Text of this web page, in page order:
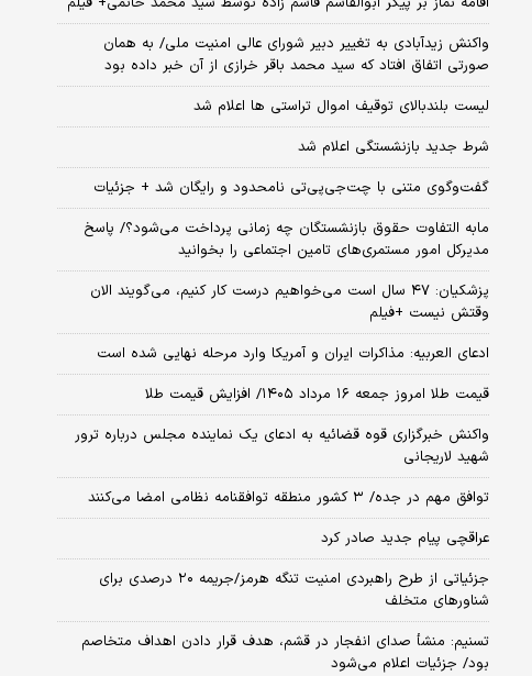
واکنش زیدآبادی به تغییر دبیر شورای عالی امنیت ملی/ به همان
صورتی اتفاق افتاد که سید محمد باقر خرازی از آن خبر داده بود
لیست بلندبالای توقیف اموال تراستی ها اعلام شد
شرط جدید بازنشستگی اعلام شد
گفت‌وگوی متنی با چت‌جی‌پی‌تی نامحدود و رایگان شد + جزئیات
مابه التفاوت حقوق بازنشستگان چه زمانی پرداخت می‌شود؟/ پاسخ
مدیرکل امور مستمری‌های تامین اجتماعی را بخوانید
پزشکیان: ۴۷ سال است می‌خواهیم درست کار کنیم، می‌گویند الان
وقتش نیست +فیلم
ادعای العربیه: مذاکرات ایران و آمریکا وارد مرحله نهایی شده است
قیمت طلا امروز جمعه ۱۶ مرداد ۱۴۰۵/ افزایش قیمت طلا
واکنش خبرگزاری قوه قضائیه به ادعای یک نماینده مجلس درباره ترور
شهید لاریجانی
توافق مهم در جده/ ۳ کشور منطقه توافقنامه نظامی امضا می‌کنند
عراقچی پیام جدید صادر کرد
جزئیاتی از طرح راهبردی امنیت تنگه هرمز/جریمه ۲۰ درصدی برای
شناورهای متخلف
تسنیم: منشأ صدای انفجار در قشم، هدف قرار دادن اهداف متخاصم
بود/ جزئیات اعلام می‌شود